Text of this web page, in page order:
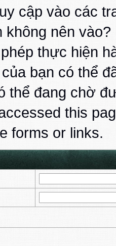
cập vào các
không nên
thực hiện
bạn có thể
thể đang chờ
this
forms or links.